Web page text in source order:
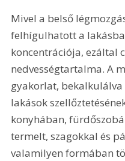
Mivel a belső
felhígulhatott a
koncentrációja, ezáltal
nedvességtartalma. A
gyakorlat,
lakások
konyhában,
termelt, szagokkal és
valamilyen formában